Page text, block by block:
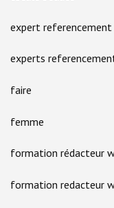
expert referencement
experts
faire
femme
formation rédacteur
formation redacteur